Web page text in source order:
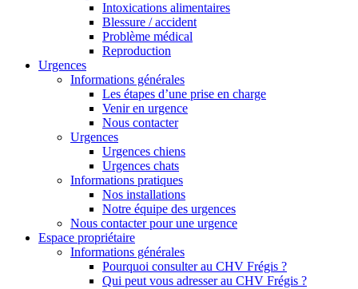
Intoxications alimentaires
Blessure / accident
Problème médical
Reproduction
Urgences
Informations générales
Les étapes d’une prise en charge
Venir en urgence
Nous contacter
Urgences
Urgences chiens
Urgences chats
Informations pratiques
Nos installations
Notre équipe des urgences
Nous contacter pour une urgence
Espace propriétaire
Informations générales
Pourquoi consulter au CHV Frégis ?
Qui peut vous adresser au CHV Frégis ?